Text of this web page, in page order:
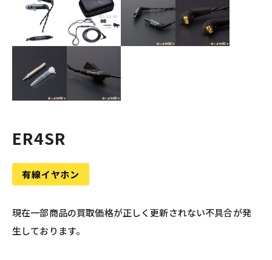
ER4SR
有線イヤホン
現在一部商品の買取価格が正しく更新されない不具合が発
生しております。